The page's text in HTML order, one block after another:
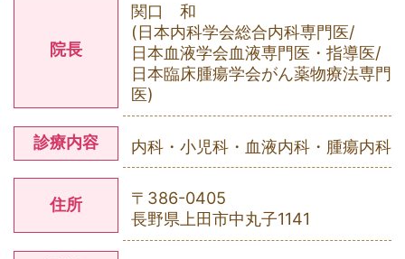
院長
関口 和
(日本内科学会総合内科専門医/
日本血液学会血液専門医・指導医/
日本臨床腫瘍学会がん薬物療法専門
医)
診療内容 内科・小児科・血液内科・腫瘍内科
住所
〒386-0405
長野県上田市中丸子1141